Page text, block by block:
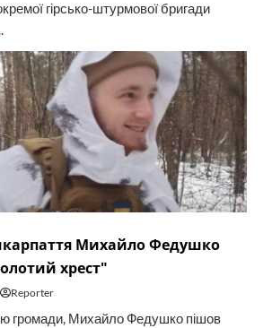
гірсько-штурмової бригади
Михайло Федушко
хрест"
Reporter
громади, Михайло Федушко пішов